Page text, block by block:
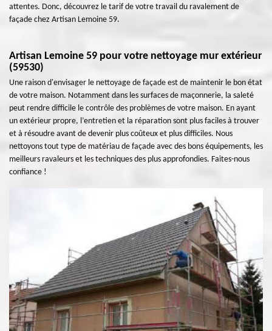
attentes. Donc, découvrez le tarif de votre travail du ravalement de
façade chez Artisan Lemoine 59.
Artisan Lemoine 59 pour votre nettoyage mur extérieur
(59530)
Une raison d'envisager le nettoyage de façade est de maintenir le bon état
de votre maison. Notamment dans les surfaces de maçonnerie, la saleté
peut rendre difficile le contrôle des problèmes de votre maison. En ayant
un extérieur propre, l’entretien et la réparation sont plus faciles à trouver
et à résoudre avant de devenir plus coûteux et plus difficiles. Nous
nettoyons tout type de matériau de façade avec des bons équipements, les
meilleurs ravaleurs et les techniques des plus approfondies. Faites-nous
confiance !